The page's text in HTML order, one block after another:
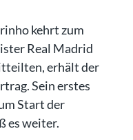
kehrt zum
Real Madrid
erhält der
Sein erstes
Start der
es weiter.